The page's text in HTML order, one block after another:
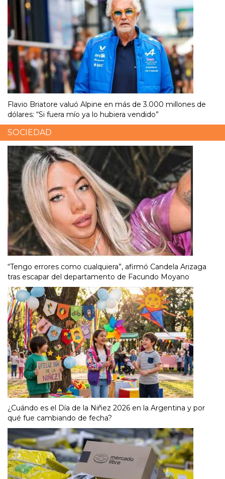
Flavio Briatore valuó Alpine en más de 3.000 millones de
dólares: “Si fuera mío ya lo hubiera vendido”
SOCIEDAD
“Tengo errores como cualquiera”, afirmó Candela Arizaga
tras escapar del departamento de Facundo Moyano
¿Cuándo es el Día de la Niñez 2026 en la Argentina y por
qué fue cambiando de fecha?